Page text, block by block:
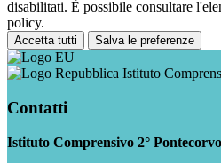
disabilitati. È possibile consultare
policy.
Accetta tutti Salva le preferenze
Istituto
Contatti
Istituto Comprensivo 2° Pontecorvo